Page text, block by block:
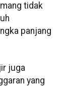
tidak
panjang
juga
yang